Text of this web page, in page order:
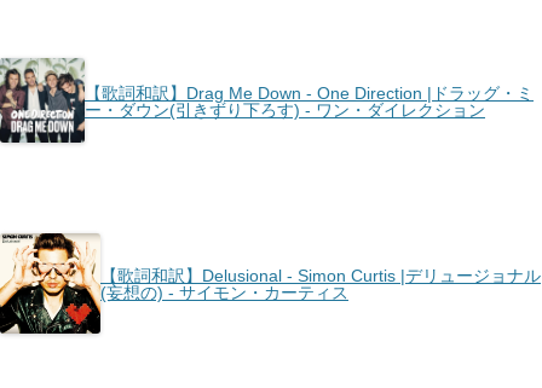
【歌詞和訳】Drag Me Down - One Direction |ドラッグ・ミ
ー・ダウン(引きずり下ろす) - ワン・ダイレクション
【歌詞和訳】Delusional - Simon Curtis |デリュージョナル
(妄想の) - サイモン・カーティス